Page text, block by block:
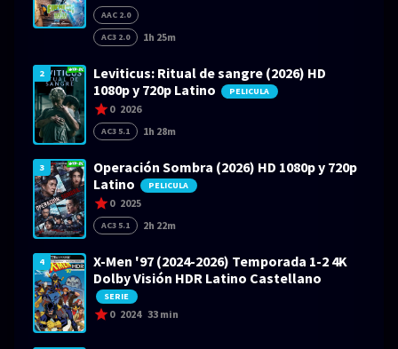
AAC 2.0
AC3 2.0
1h 25m
2
Leviticus: Ritual de sangre (2026) HD
1080p y 720p Latino
PELICULA
0 2026
AC3 5.1 1h 28m
3
Operación Sombra (2026) HD 1080p y 720p
Latino
PELICULA
0 2025
AC3 5.1 2h 22m
4
X-Men '97 (2024-2026) Temporada 1-2 4K
Dolby Visión HDR Latino Castellano
SERIE
0 2024 33 min